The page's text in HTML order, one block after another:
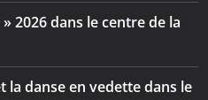
2026 dans le centre de la
la danse en vedette dans le